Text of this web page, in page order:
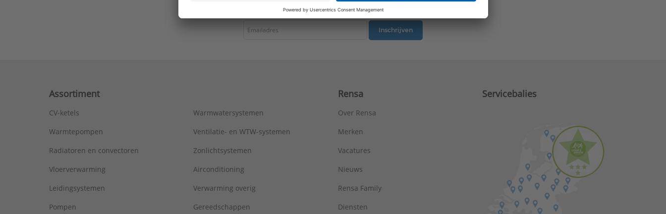
Inschrijven
Assortiment
CV-ketels
Warmtepompen
Radiatoren en convectoren
Vloerverwarming
Leidingsystemen
Pompen
Warmwatersystemen
Ventilatie- en WTW-systemen
Zonlichtsystemen
Airconditioning
Verwarming overig
Gereedschappen
Rensa
Over Rensa
Merken
Vacatures
Nieuws
Rensa Family
Diensten
Servicebalies